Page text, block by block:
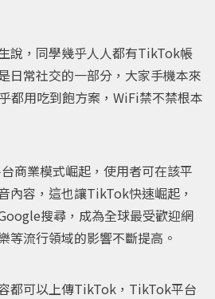
說，同學幾乎人人都有TikTok帳
日常社交的一部分，大家手機本來
都用吃到飽方案，WiFi禁不禁根本
商業模式崛起，使用者可在該平
內容，這也讓TikTok快速崛起，
搜尋，成為全球最受歡迎網
等流行領域的影響不斷提高。
都可以上傳TikTok，TikTok平台